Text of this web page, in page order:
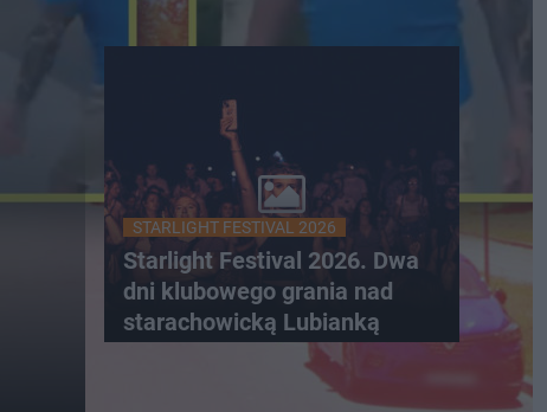
STARLIGHT FESTIVAL 2026
Starlight Festival 2026. Dwa
dni klubowego grania nad
starachowicką Lubianką